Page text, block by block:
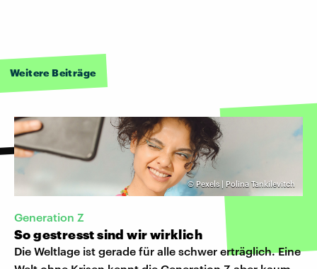
Weitere Beiträge
© Pexels | Polina Tankilevitch
Generation Z
So gestresst sind wir wirklich
Die Weltlage ist gerade für alle schwer erträglich. Eine